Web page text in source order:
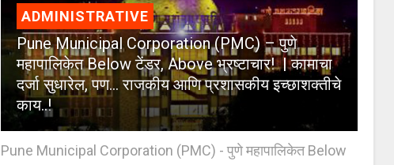
ADMINISTRATIVE
Pune Municipal Corporation (PMC) – पुणे
महापालिकेत Below टेंडर, Above भ्रष्टाचार! | कामाचा
दर्जा सुधारेल, पण… राजकीय आणि प्रशासकीय इच्छाशक्तीचे
काय..!
Pune Municipal Corporation (PMC) - पुणे महापालिकेत Below